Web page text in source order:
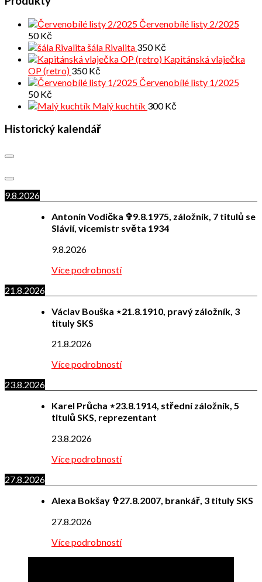
Červenobílé listy 2/2025
50Kč
šála Rivalita 350Kč
Kapitánská vlaječka
OP (retro) 350Kč
Červenobílé listy 1/2025
50Kč
Malý kuchtík 300Kč
Historický kalendář
9.8.2026
Antonín Vodička ✞9.8.1975, záložník, 7 titulů se
Slávií, vicemistr světa 1934
9.8.2026
Více podrobností
21.8.2026
Václav Bouška ⋆21.8.1910, pravý záložník, 3
tituly SKS
21.8.2026
Více podrobností
23.8.2026
Karel Průcha ⋆23.8.1914, střední záložník, 5
titulů SKS, reprezentant
23.8.2026
Více podrobností
27.8.2026
Alexa Bokšay ✞27.8.2007, brankář, 3 tituly SKS
27.8.2026
Více podrobností